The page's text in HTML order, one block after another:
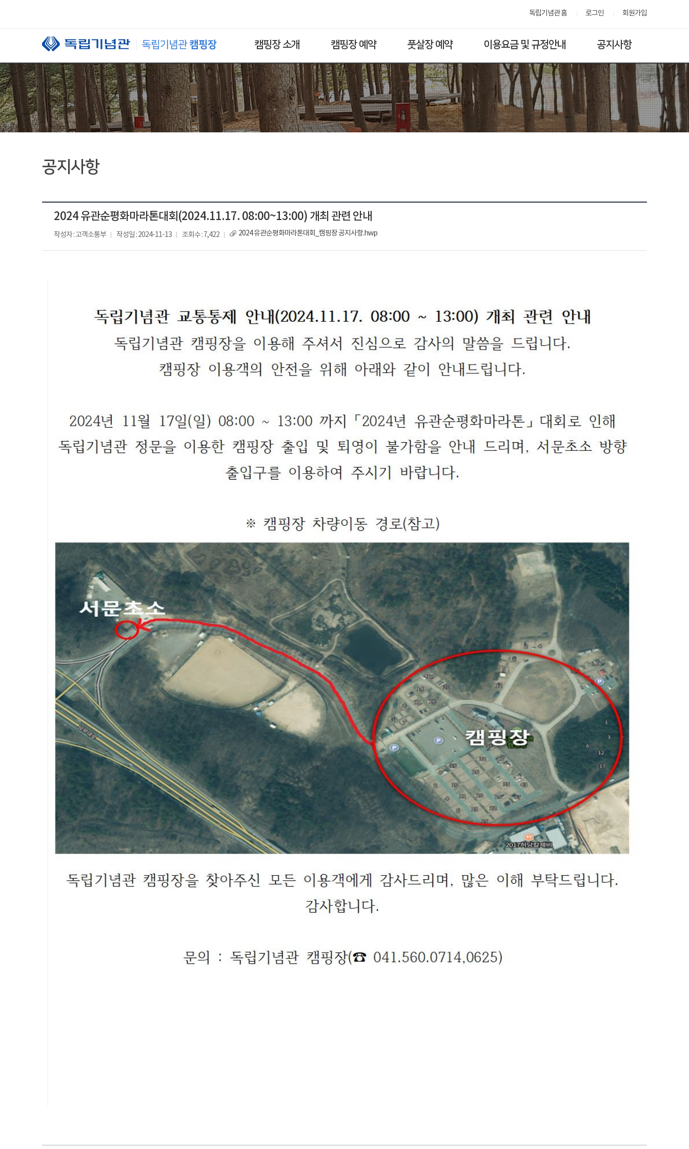
독립기념관 홈 로그인 회원가입
캠핑장 소개 캠핑장 예약 풋살장 예약 이용요금 및 규정안내 공지사항
공지사항
2024 유관순평화마라톤대회(2024.11.17. 08:00~13:00) 개최 관련 안내
작성자 : 고객소통부 작성일 : 2024-11-13 조회수 : 7,422 2024 유관순평화마라톤대회_캠핑장 공지사항.hwp